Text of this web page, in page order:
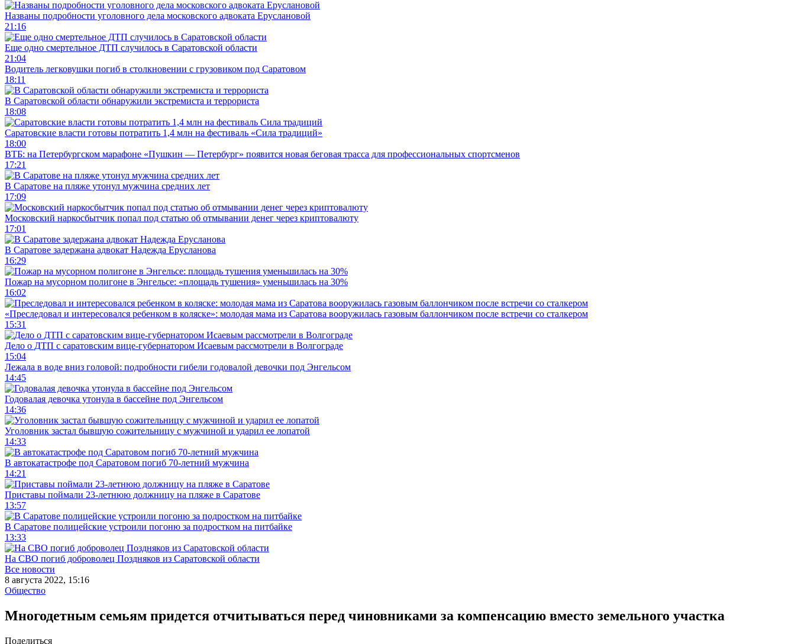
Названы подробности уголовного дела московского адвоката Еруслановой
21:16
Еще одно смертельное ДТП случилось в Саратовской области
21:04
Водитель легковушки погиб в столкновении с грузовиком под Саратовом
18:11
В Саратовской области обнаружили экстремиста и террориста
18:08
Саратовские власти готовы потратить 1,4 млн на фестиваль «Сила традиций»
18:00
ВТБ: на Петербургском марафоне «Пушкин — Петербург» появится новая беговая трасса для профессиональных спортсменов
17:21
В Саратове на пляже утонул мужчина средних лет
17:09
Московский наркосбытчик попал под статью об отмывании денег через криптовалюту
17:01
В Саратове задержана адвокат Надежда Ерусланова
16:29
Пожар на мусорном полигоне в Энгельсе: «площадь тушения» уменьшилась на 30%
16:02
«Преследовал и интересовался ребенком в коляске»: молодая мама из Саратова вооружилась газовым баллончиком после встречи со сталкером
15:31
Дело о ДТП с саратовским вице-губернатором Исаевым рассмотрели в Волгограде
15:04
Лежала в воде вниз головой: подробности гибели годовалой девочки под Энгельсом
14:45
Годовалая девочка утонула в бассейне под Энгельсом
14:36
Уголовник застал бывшую сожительницу с мужчиной и ударил ее лопатой
14:33
В автокатастрофе под Саратовом погиб 70-летний мужчина
14:21
Приставы поймали 23-летнюю должницу на пляже в Саратове
13:57
В Саратове полицейские устроили погоню за подростком на питбайке
13:33
На СВО погиб доброволец Поздняков из Саратовской области
Все новости
8 августа 2022, 15:16
Общество
Многодетным семьям придется отчитываться перед чиновниками за компенсацию вместо земельного участка
Поделиться